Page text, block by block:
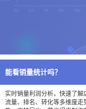
能看销量统计吗？
实时销量利润分析，快速了
流量、排名、转化等多维度